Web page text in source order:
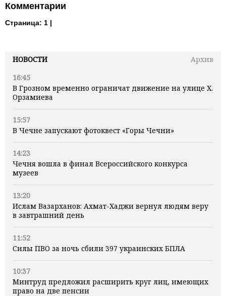
НОВОСТИ
Архив
16:45
В Грозном временно ограничат движение на улице Х.
Орзамиева
15:57
В Чечне запускают фотоквест «Горы Чечни»
14:23
Чечня вошла в финал Всероссийского конкурса
музеев
13:20
Ислам Вазарханов: Ахмат-Хаджи вернул людям веру
в завтрашний день
11:52
Силы ПВО за ночь сбили 397 украинских БПЛА
10:37
Минтруд предложил расширить круг лиц, имеющих
право на две пенсии
Комментарии
Страница: 1 |